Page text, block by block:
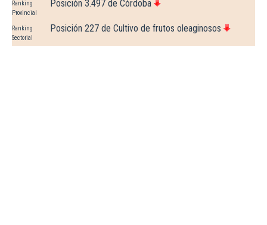
Ranking
Provincial
Posición 3.497 de Córdoba
Ranking
Sectorial
Posición 227 de Cultivo de frutos oleaginosos